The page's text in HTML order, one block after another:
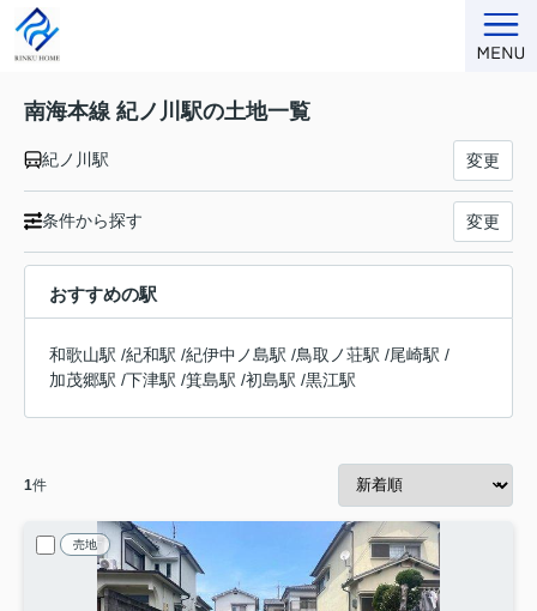
南海本線 紀ノ川駅の土地一覧
紀ノ川駅 変更
条件から探す 変更
おすすめの駅
和歌山駅 /紀和駅 /紀伊中ノ島駅 /鳥取ノ荘駅 /尾崎駅 /
加茂郷駅 /下津駅 /箕島駅 /初島駅 /黒江駅
1件
売地